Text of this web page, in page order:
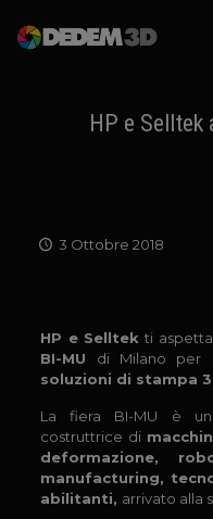
Prodotti
Contatti
Newsletter
HP e Selltek
3 Ottobre 2018
HP e Selltek ti
BI-MU di Milano per
soluzioni di stampa
La fiera BI-MU è un
costruttrice di
deformazione,
manufacturing,
abilitanti, arrivato alla